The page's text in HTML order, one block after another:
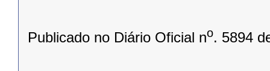
Publicado no Diário Oficial no. 5894